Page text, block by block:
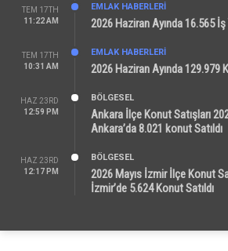
TEM 17TH
11:22 AM
EMLAK HABERLERI
2026 Haziran Ayında 16.565 İş
TEM 17TH
10:31 AM
EMLAK HABERLERI
2026 Haziran Ayında 129.979
HAZ 23RD
12:59 PM
BÖLGESEL
Ankara İlçe Konut Satışları
Ankara’da 8.021 konut Satıldı
HAZ 23RD
12:17 PM
BÖLGESEL
2026 Mayıs İzmir İlçe Konut
İzmir’de 5.624 Konut Satıldı